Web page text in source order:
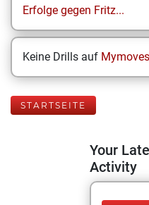
Erfolge gegen Fritz...
Keine Drills auf
STARTSEITE
Your
Activity